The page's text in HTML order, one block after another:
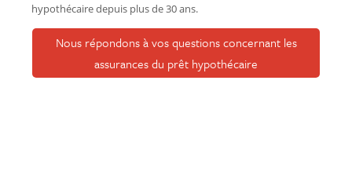
hypothécaire depuis plus de 30 ans.
Nous répondons à vos questions concernant les
assurances du prêt hypothécaire